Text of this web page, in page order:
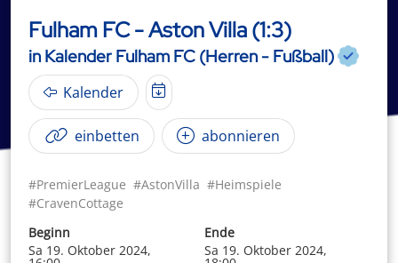
Fulham FC - Aston Villa (1:3)
in Kalender Fulham FC (Herren - Fußball)
Kalender
einbetten abonnieren
#PremierLeague #AstonVilla #Heimspiele
#CravenCottage
Beginn
Sa 19. Oktober 2024,
Ende
Sa 19. Oktober 2024,